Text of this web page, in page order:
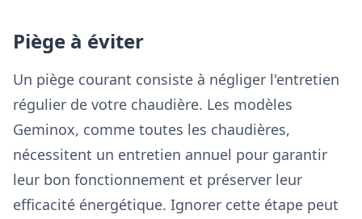
Piège à éviter
Un piège courant consiste à négliger l'entretien
régulier de votre chaudière. Les modèles
Geminox, comme toutes les chaudières,
nécessitent un entretien annuel pour garantir
leur bon fonctionnement et préserver leur
efficacité énergétique. Ignorer cette étape peut